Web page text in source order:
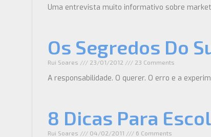
Uma entrevista muito informativo sobre
Os Segredos Do
Rui Soares 23/01/2012 23 Comments
A responsabilidade. O querer. O erro e a
8 Dicas Para
Rui Soares 04/02/2011 6 Comments